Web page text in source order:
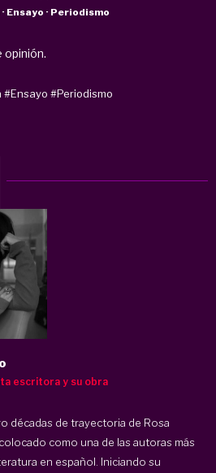
Ensayo · Periodismo
opinión.
#Ensayo #Periodismo
escritora y su obra
décadas de trayectoria de Rosa
como una de las autoras más
en español. Iniciando su